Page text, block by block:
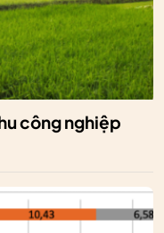
công nghiệp